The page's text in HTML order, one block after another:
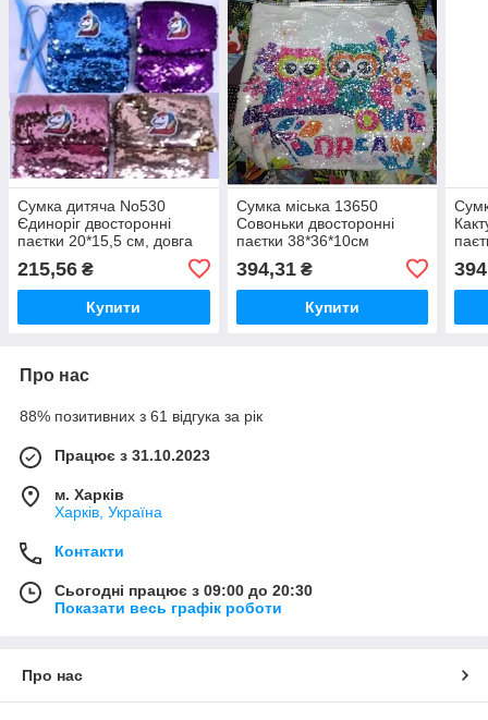
Сумка дитяча No530
Єдиноріг двосторонні
паєтки 20*15,5 см, довга
215,56 ₴
Купити
Сумка міська 13650
Совоньки двосторонні
паєтки 38*36*10см
394,31₴
Купити
Про нас
88% позитивних з 61 відгука за рік
Працює з 31.10.2023
м. Харків
Харків, Україна
Контакти
Сьогодні працює з 09:00 до 20:30
Показати весь графік роботи
Про нас